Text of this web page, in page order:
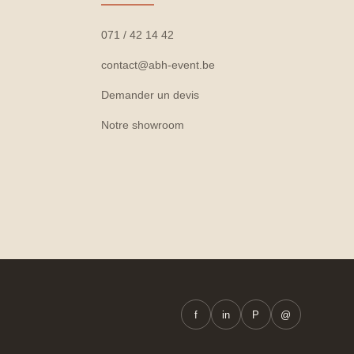
071 / 42 14 42
contact@abh-event.be
Demander un devis
Notre showroom
f in P @